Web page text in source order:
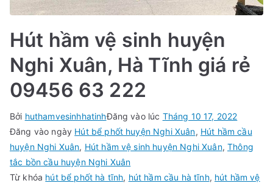
Hút hầm vệ sinh huyện
Nghi Xuân, Hà Tĩnh giá rẻ
09456 63 222
Bởi huthamvesinhhatinhĐăng vào lúc Tháng 10 17, 2022
Đăng vào ngày Hút bể phốt huyện Nghi Xuân, Hút hầm cầu
huyện Nghi Xuân, Hút hầm vệ sinh huyện Nghi Xuân,Thông
tắc bồn cầu huyện Nghi Xuân
Từ khóa hút bể phốt hà tĩnh, hút hầm cầu hà tĩnh, hút hầm vệ